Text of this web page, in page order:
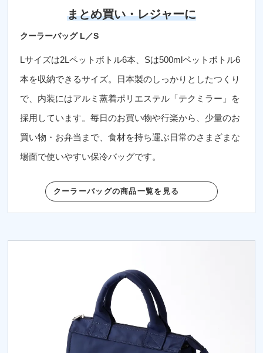
まとめ買い・レジャーに
クーラーバッグ L／S
Lサイズは2Lペットボトル6本、Sは500mlペットボトル6
本を収納できるサイズ。日本製のしっかりとしたつくり
で、内装にはアルミ蒸着ポリエステル「テクミラー」を
採用しています。毎日のお買い物や行楽から、少量のお
買い物・お弁当まで、食材を持ち運ぶ日常のさまざまな
場面で使いやすい保冷バッグです。
クーラーバッグの商品一覧を見る